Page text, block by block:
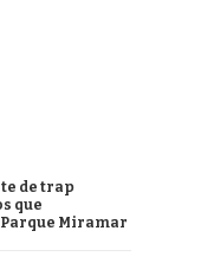
de trap
que
Miramar